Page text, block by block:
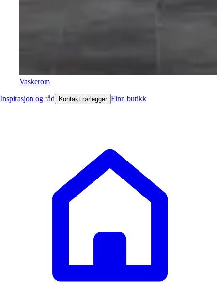
Vaskerom
Inspirasjon og råd Kontakt rørlegger Finn butikk